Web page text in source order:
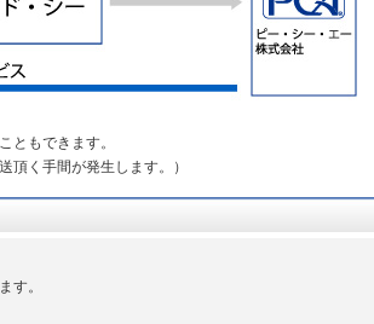
ともできます。
頂く手間が発生します。）
す。